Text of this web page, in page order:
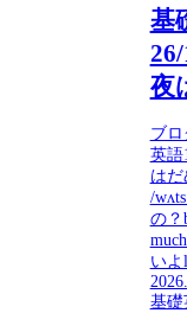
基
夜
ブ
英語
はだ
/
の？
いよ
基礎